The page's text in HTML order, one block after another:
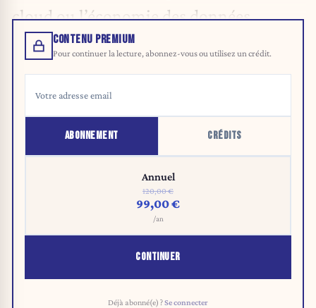
cloud ou l’économie des données.
CONTENU PREMIUM
Pour continuer la lecture, abonnez-vous ou utilisez un crédit.
ABONNEMENT CRÉDITS
Annuel
120,00 €
99,00 €
/an
CONTINUER
Déjà abonné(e) ?Se connecter